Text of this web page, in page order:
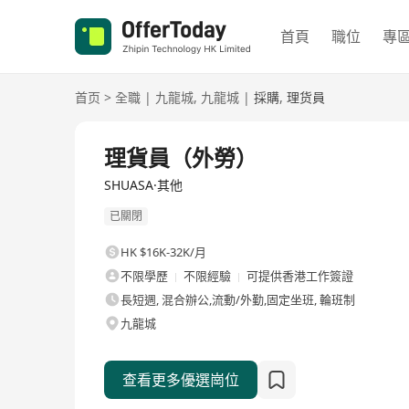
首頁 職位 專
首页 > 全職 | 九龍城, 九龍城 | 採購, 理货員
理貨員（外勞）
SHUASA·其他
已關閉
HK $16K-32K/月
不限學歷
不限經驗
可提供香港工作簽證
長短週, 混合辦公,流動/外勤,固定坐班, 輪班制
九龍城
查看更多優選崗位